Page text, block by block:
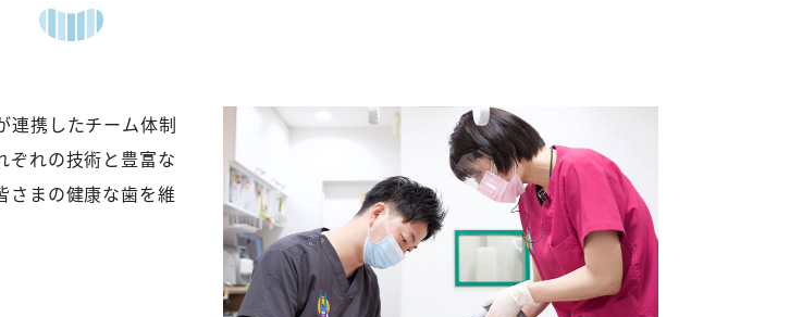
連携したチーム体制
ぞれの技術と豊富な
さまの健康な歯を維